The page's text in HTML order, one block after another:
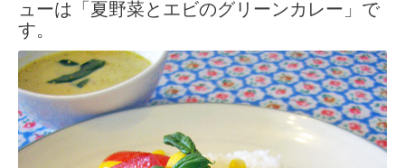
ューは「夏野菜とエビのグリーンカレー」で
す。